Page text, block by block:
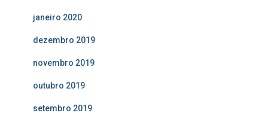
janeiro 2020
dezembro 2019
novembro 2019
outubro 2019
setembro 2019